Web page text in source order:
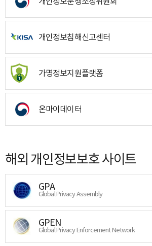
개인정보침해신고센터
가명정보지원플랫폼
온마이데이터
해외 개인정보보호 사이트
GPA
Global Privacy Assembly
GPEN
Global Privacy Enforcement Network